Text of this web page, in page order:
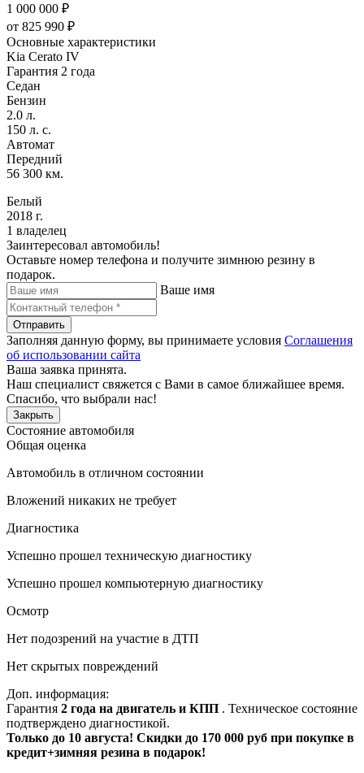
1 000 000 ₽
от 825 990 ₽
Основные характеристики
Kia Cerato IV
Гарантия 2 года
Седан
Бензин
2.0 л.
150 л. с.
Автомат
Передний
56 300 км.
Белый
2018 г.
1 владелец
Заинтересовал автомобиль!
Оставьте номер телефона и получите зимнюю резину в
подарок.
Ваше имя
Отправить
Заполняя данную форму, вы принимаете условия Соглашения
об использовании сайта
Ваша заявка принята.
Наш специалист свяжется с Вами в самое ближайшее время.
Спасибо, что выбрали нас!
Закрыть
Состояние автомобиля
Общая оценка
Автомобиль в отличном состоянии
Вложений никаких не требует
Диагностика
Успешно прошел техническую диагностику
Успешно прошел компьютерную диагностику
Осмотр
Нет подозрений на участие в ДТП
Нет скрытых повреждений
Доп. информация:
Гарантия 2 года на двигатель и КПП . Техническое состояние
подтверждено диагностикой.
Только до 10 августа! Скидки до 170 000 руб при покупке в
кредит+зимняя резина в подарок!